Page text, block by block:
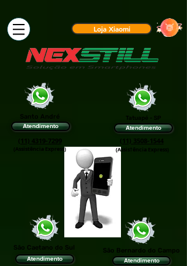
Loja Xiaomi
Santo André
Atendimento
(11) 4319-7299
(Assistência Express)
Tatuapé - SP
Atendimento
(11) 3508-1544
(Assis†ência Express)
São Bernardo do Campo
Atendimento
São Caetano do Sul
Atendimento